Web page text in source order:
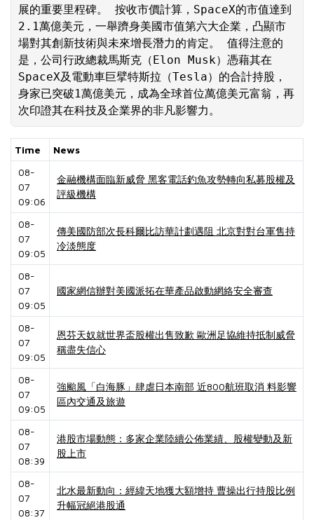
展的重要里程碑。 按收市價計算，SpaceX的市值達到
2.1萬億美元，一舉躋身美國市值第六大企業，凸顯市
場對其創新技術與未來增長潛力的肯定。 值得注意的
是，公司行政總裁馬斯克（Elon Musk）憑藉其在
SpaceX及電動車巨擘特斯拉（Tesla）的合計持股，
身家已突破1萬億美元，成為全球首位萬億美元富翁，再
次印證其在科技及企業界的非凡影響力。
Time
News
08-
07
09:06
金融機構面臨新威脅 黑客電話釣魚攻勢轉向私募股權及
評級機構
08-
07
09:05
傳美國防部次長科爾比訪華計劃遇阻 北京對對台軍售持
冷淡態度
08-
07
09:05
國家網信辦對美國派拓在華產品啟動網絡安全審查
08-
07
09:05
恩芬天奴就世界盃股權出售致歉 歐洲足協維持抵制威脅
稱盡失信心
08-
07
09:05
強颱風「白海豚」肆虐日本南部 近800航班取消 料影響
區內交通及旅遊
08-
07
08:39
港股市場動態：多家企業陸續公佈業績、股權變動及新
股上市
08-
07
08:37
北水最新動向：經緯天地獲大額增持 曹操出行持股比例
升幅冠絕港股通